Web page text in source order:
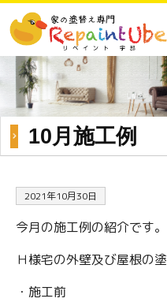
10月施工例
2021年10月30日
今月の施工例の紹介です。
Ｈ様宅の外壁及び屋根の
・施工前